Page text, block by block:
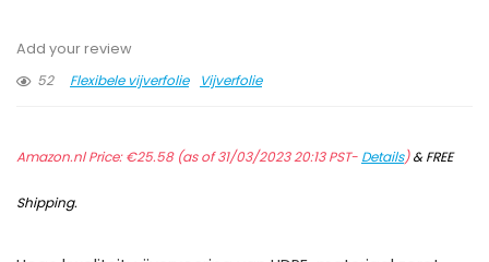
Add your review
52
Flexibele vijverfolie Vijverfolie
Amazon.nl Price:€25.58(as of 31/03/2023 20:13 PST- Details)&FREE
Shipping.